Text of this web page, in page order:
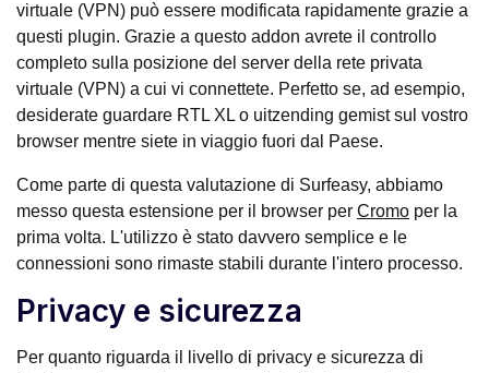
virtuale (VPN) può essere modificata rapidamente grazie a
questi plugin. Grazie a questo addon avrete il controllo
completo sulla posizione del server della rete privata
virtuale (VPN) a cui vi connettete. Perfetto se, ad esempio,
desiderate guardare RTL XL o uitzending gemist sul vostro
browser mentre siete in viaggio fuori dal Paese.
Come parte di questa valutazione di Surfeasy, abbiamo
messo questa estensione per il browser per Cromo per la
prima volta. L'utilizzo è stato davvero semplice e le
connessioni sono rimaste stabili durante l'intero processo.
Privacy e sicurezza
Per quanto riguarda il livello di privacy e sicurezza di